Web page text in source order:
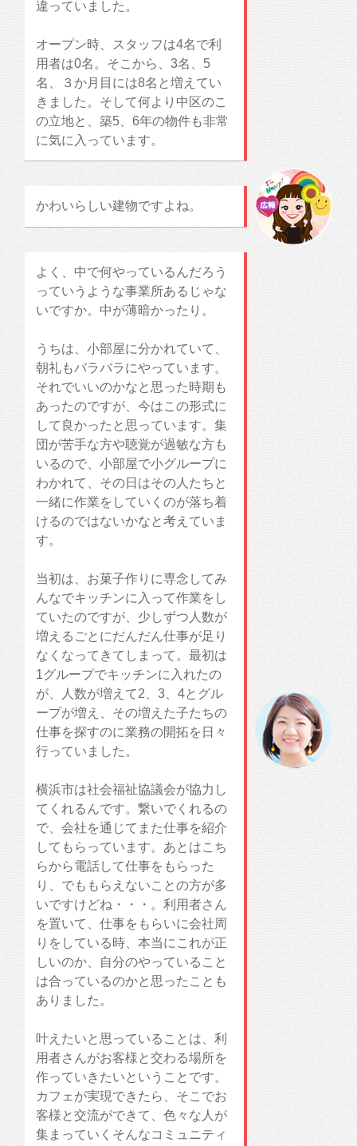
違っていました。
オープン時、スタッフは4名で利
用者は0名。そこから、3名、5
名、３か月目には8名と増えてい
きました。そして何より中区のこ
の立地と、築5、6年の物件も非常
に気に入っています。
かわいらしい建物ですよね。
よく、中で何やっているんだろう
っていうような事業所あるじゃな
いですか。中が薄暗かったり。
うちは、小部屋に分かれていて、
朝礼もバラバラにやっています。
それでいいのかなと思った時期も
あったのですが、今はこの形式に
して良かったと思っています。集
団が苦手な方や聴覚が過敏な方も
いるので、小部屋で小グループに
わかれて、その日はその人たちと
一緒に作業をしていくのが落ち着
けるのではないかなと考えていま
す。
当初は、お菓子作りに専念してみ
んなでキッチンに入って作業をし
ていたのですが、少しずつ人数が
増えるごとにだんだん仕事が足り
なくなってきてしまって。最初は
1グループでキッチンに入れたの
が、人数が増えて2、3、4とグル
ープが増え、その増えた子たちの
仕事を探すのに業務の開拓を日々
行っていました。
横浜市は社会福祉協議会が協力し
てくれるんです。繋いでくれるの
で、会社を通じてまた仕事を紹介
してもらっています。あとはこち
らから電話して仕事をもらった
り、でももらえないことの方が多
いですけどね・・・。利用者さん
を置いて、仕事をもらいに会社周
りをしている時、本当にこれが正
しいのか、自分のやっていること
は合っているのかと思ったことも
ありました。
叶えたいと思っていることは、利
用者さんがお客様と交わる場所を
作っていきたいということです。
カフェが実現できたら、そこでお
客様と交流ができて、色々な人が
集まっていくそんなコミュニティ